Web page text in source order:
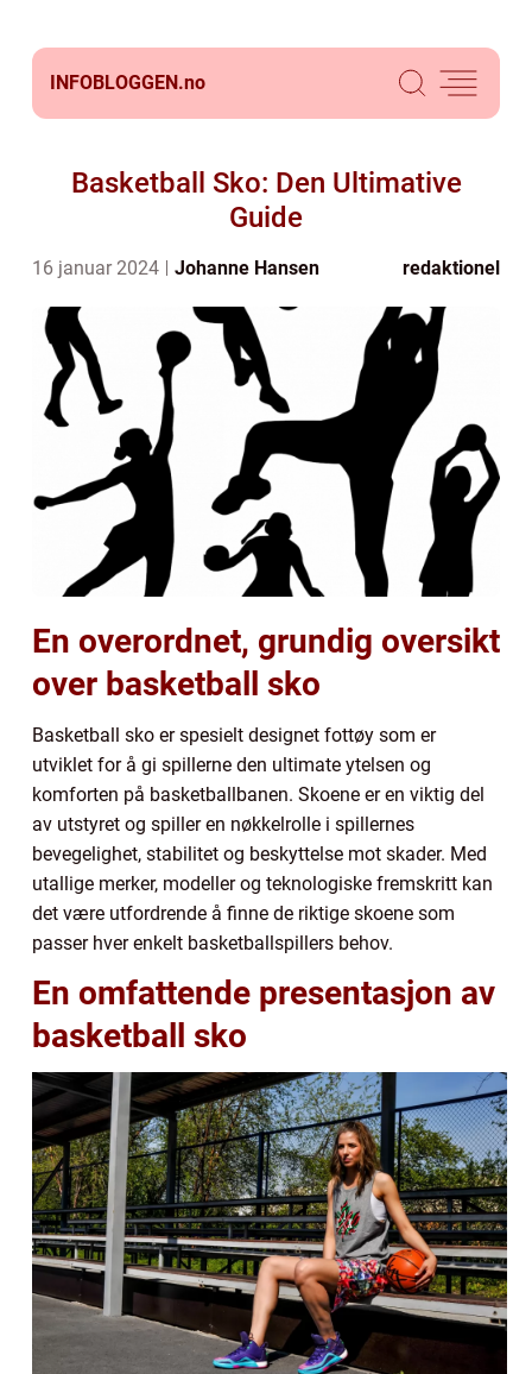
INFOBLOGGEN.no
Basketball Sko: Den Ultimative
Guide
16 januar 2024 Johanne Hansen redaktionel
En overordnet, grundig oversikt
over basketball sko
Basketball sko er spesielt designet fottøy som er
utviklet for å gi spillerne den ultimate ytelsen og
komforten på basketballbanen. Skoene er en viktig del
av utstyret og spiller en nøkkelrolle i spillernes
bevegelighet, stabilitet og beskyttelse mot skader. Med
utallige merker, modeller og teknologiske fremskritt kan
det være utfordrende å finne de riktige skoene som
passer hver enkelt basketballspillers behov.
En omfattende presentasjon av
basketball sko